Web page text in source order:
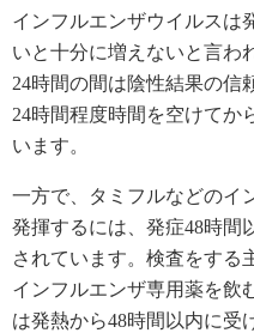
インフルエンザウイルスは
いと十分に増えないと言わ
24時間の間は陰性結果の信
24時間程度時間を空けてか
います。
一方で、タミフルなどのイ
発揮するには、発症48時間
されています。検査をする
インフルエンザ専用薬を飲
は発熱から48時間以内に受